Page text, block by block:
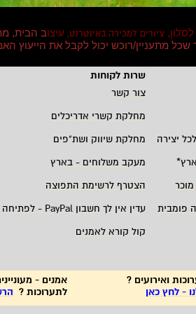
ציורים למכירה באינטרנט, עיצוב הבית,
שכל מתעניין/רוכש יכול לקבל את הייעוץ
שרות לקוחות
צור קשר
מחלקת קשרי אדריכלים
יצירה מחלקת שיווק ושת"פים
* מעקב משלוחים - בארץ
הצטרף לרשימת התפוצה
פומבית עדין אין לך חשבון PayPal - לפתיחה
קול קורא לאמנים
ואירועים ?
- לחץ כאן
אמנים -
לתערוכות ?